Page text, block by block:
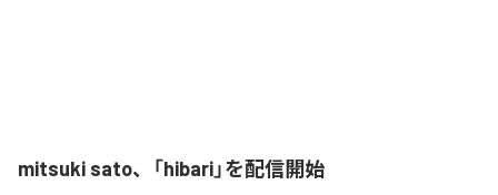
mitsuki sato、「hibari」を配信開始